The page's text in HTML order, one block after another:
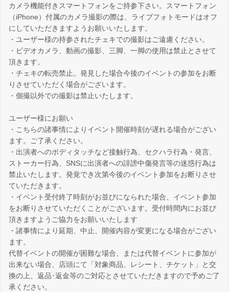
カメラ機能付きスマートフォンをご持参下さい。スマートフォン
（iPhone）付属のカメラ撮影の際は、ライブフォトモードはオフ
にしていただきますようお願いいたします。
・ユーザー様の持参されたチェキでの撮影はご遠慮ください。
・ビデオカメラ、動画の撮影、三脚、一脚の使用は禁止とさせて
頂きます。
・チェキの転売禁止。発見した場合今後のイベントの参加をお断
りさせていただく場合がございます。
・個撮以外での撮影は禁止いたします。
ユーザー様にお願い
・こちらの諸事情によりイベント開催時刻が遅れる場合がござい
ます。ご了承ください。
・出演者へのボディタッチなど接触行為、セクハラ行為・発言、
ストーカー行為、SNSに出演者への誹謗中傷発言等の迷惑行為は
禁止いたします。発覚でき次第今後のイベント参加をお断りさせ
ていただきます。
・イベント受付終了時刻がお並びになられた場合、イベント参加
をお断りさせていただくことがございます。受付時間内にお並び
頂きますようご協力をお願いいたします
・諸事情により延期、中止、開催内容が変更になる場合がござい
ます。
代替イベントの開催が困難な場合、または代替イベントに参加が
出来ない場合、店頭にて「対象商品、レシート、チケット」と交
換の上、返品･返金等のご対応とさせていただきますので予めご了
承ください。